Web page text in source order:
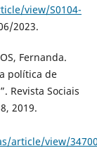
view/S0104-
2023.
Fernanda.
política de
Revista Sociais
2019.
article/view/